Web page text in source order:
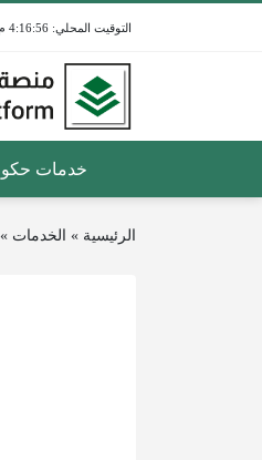
4:16:56 م / 6 أغسطس 2026
خدمات
الرئيسية » الخدمات »